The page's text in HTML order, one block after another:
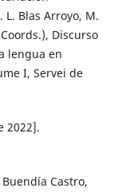
Blas Arroyo, M.
Discurso
lengua en
I, Servei de
2022].
Castro,